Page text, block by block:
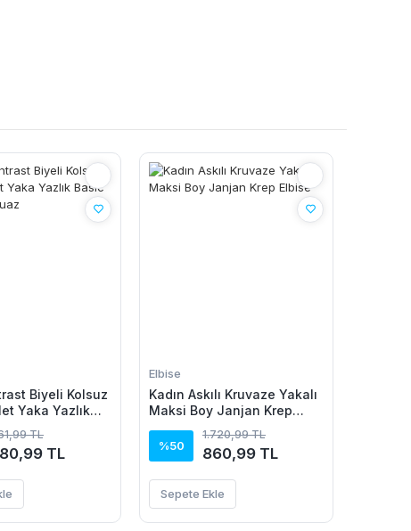
Biyeli Kolsuz
Yaka Yazlık
TL
TL
Elbise
Kadın Askılı Kruvaze Yakalı
Maksi Boy Janjan Krep
%50
1.720,99 TL
860,99 TL
Sepete Ekle